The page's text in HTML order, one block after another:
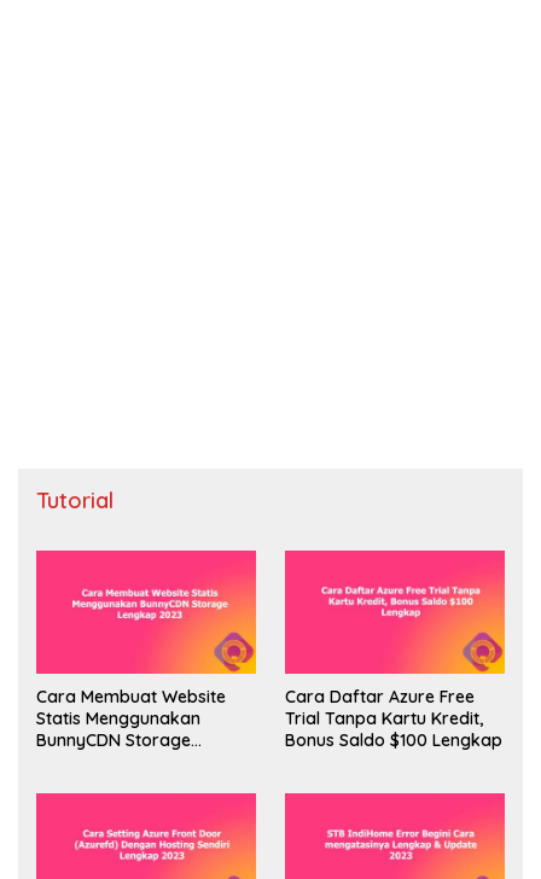
Tutorial
Cara Membuat Website
Statis Menggunakan
BunnyCDN Storage
Cara Daftar Azure Free
Trial Tanpa Kartu Kredit,
Bonus Saldo $100 Lengkap